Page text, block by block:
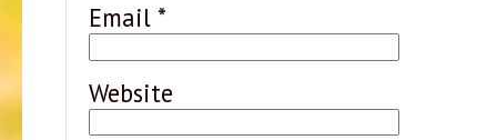
Email *
Website